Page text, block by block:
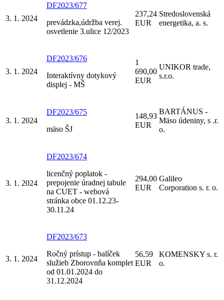
3. 1. 2024
DF2023/677
prevádzka,údržba verej.
osvetlenie 3.ulice 12/2023
237,24
EUR
Stredoslovenská
energetika, a. s.
3. 1. 2024
DF2023/676
Interaktívny dotykový
displej - MŠ
1
690,00
EUR
UNIKOR trade,
s.r.o.
3. 1. 2024
DF2023/675
mäso ŠJ
148,93
EUR
BARTÁNUS -
Mäso údeniny, s .r.
o.
3. 1. 2024
DF2023/674
licenčný poplatok -
prepojenie úradnej tabule
na CUET - webová
stránka obce 01.12.23-
30.11.24
294,00
EUR
Galileo
Corporation s. r. o.
3. 1. 2024
DF2023/673
Ročný prístup - balíček
služieb Zborovnňa komplet
od 01.01.2024 do
31.12.2024
56,59
EUR
KOMENSKY s. r.
o.